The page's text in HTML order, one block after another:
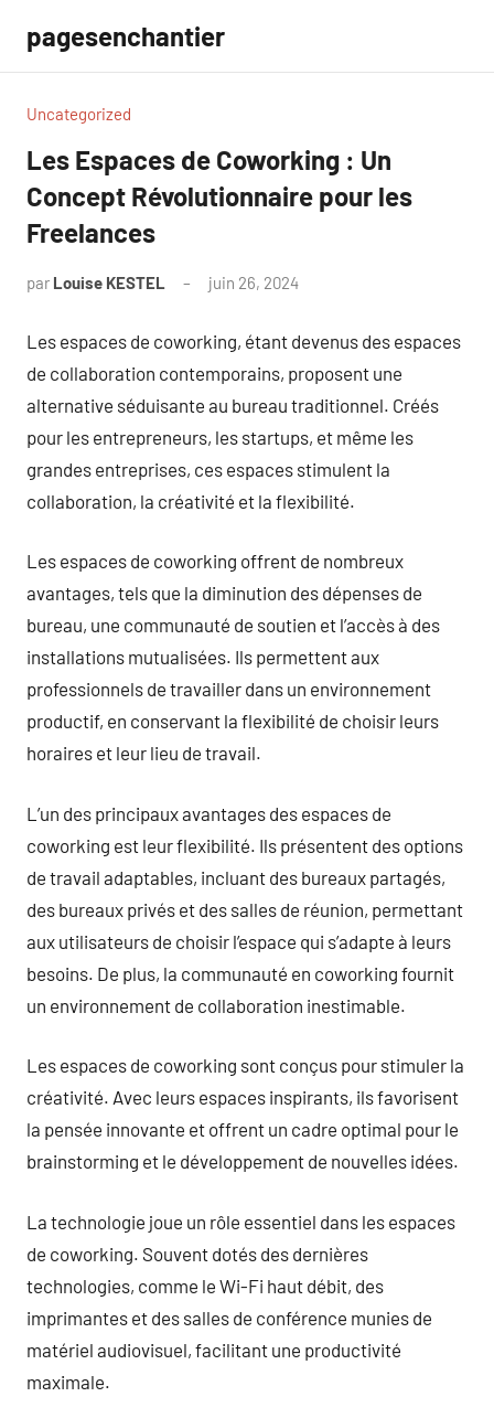
contenu
pagesenchantier
Uncategorized
Les Espaces de Coworking : Un
Concept Révolutionnaire pour les
Freelances
par Louise KESTEL juin 26, 2024
Les espaces de coworking, étant devenus des espaces
de collaboration contemporains, proposent une
alternative séduisante au bureau traditionnel. Créés
pour les entrepreneurs, les startups, et même les
grandes entreprises, ces espaces stimulent la
collaboration, la créativité et la flexibilité.
Les espaces de coworking offrent de nombreux
avantages, tels que la diminution des dépenses de
bureau, une communauté de soutien et l’accès à des
installations mutualisées. Ils permettent aux
professionnels de travailler dans un environnement
productif, en conservant la flexibilité de choisir leurs
horaires et leur lieu de travail.
L’un des principaux avantages des espaces de
coworking est leur flexibilité. Ils présentent des options
de travail adaptables, incluant des bureaux partagés,
des bureaux privés et des salles de réunion, permettant
aux utilisateurs de choisir l’espace qui s’adapte à leurs
besoins. De plus, la communauté en coworking fournit
un environnement de collaboration inestimable.
Les espaces de coworking sont conçus pour stimuler la
créativité. Avec leurs espaces inspirants, ils favorisent
la pensée innovante et offrent un cadre optimal pour le
brainstorming et le développement de nouvelles idées.
La technologie joue un rôle essentiel dans les espaces
de coworking. Souvent dotés des dernières
technologies, comme le Wi-Fi haut débit, des
imprimantes et des salles de conférence munies de
matériel audiovisuel, facilitant une productivité
maximale.